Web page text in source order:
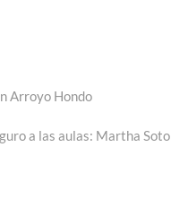
Arroyo Hondo
a las aulas: Martha Soto